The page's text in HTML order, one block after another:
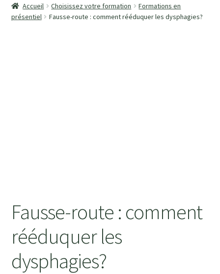
PRESENTATION
Accueil Choisissez votre formation
Formations en
présentiel
Fausse-route : comment rééduquer les dysphagies?
Fausse-route : comment
rééduquer les
dysphagies?